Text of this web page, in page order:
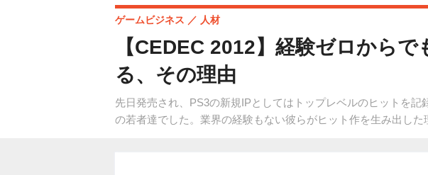
【CEDEC 2012】経験ゼロから
る、その理由
先日発売され、PS3の新規IPとしてはトップレベルのヒットを
の若者達でした。業界の経験もない彼らがヒット作を生み出した
ゲームビジネス 人材